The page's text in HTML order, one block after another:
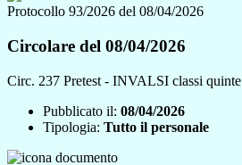
Protocollo 93/2026 del 08/04/2026
Circolare del 08/04/2026
Circ. 237 Pretest - INVALSI classi
Pubblicato il: 08/04/2026
Tipologia: Tutto il personale